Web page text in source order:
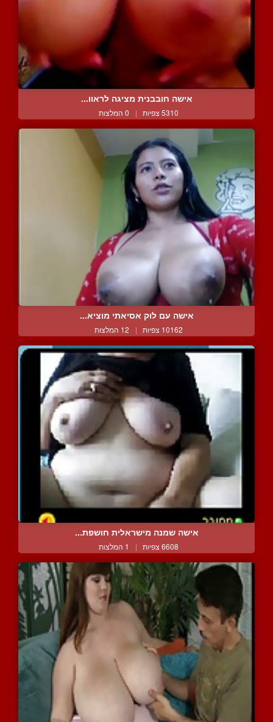
אישה חובבנית מציגה לראוו...
5310 צפיות | 0 המלצות
אישה עם לוק אסיאתי מוציא...
10162 צפיות | 12 המלצות
אישה שמנה מישראלית חושפת...
6608 צפיות | 1 המלצות